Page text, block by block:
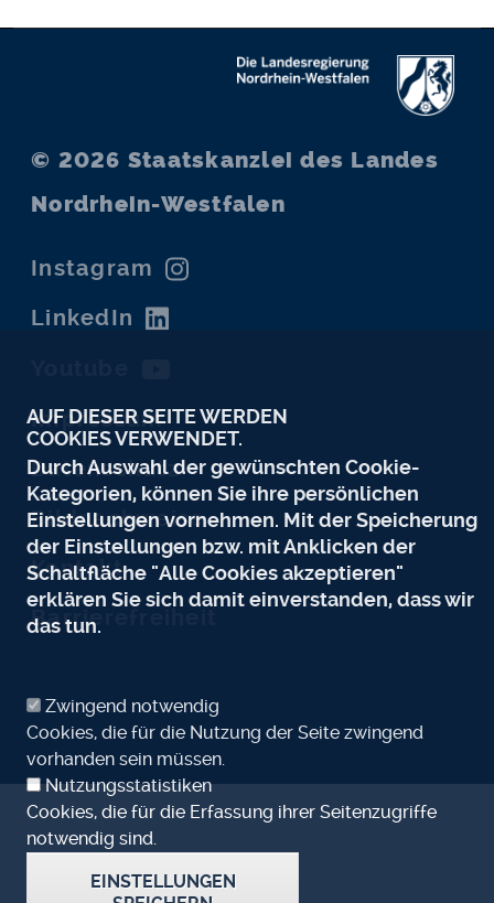
© 2026 Staatskanzlei des Landes
Nordrhein-Westfalen
Instagram
LinkedIn
Impressum
Datenschutz
Bildnachweise
Kontakt
Barrierefreiheit
AUF DIESER SEITE WERDEN
COOKIES VERWENDET.
Durch Auswahl der gewünschten Cookie-
Kategorien, können Sie ihre persönlichen
Einstellungen vornehmen. Mit der Speicherung
der Einstellungen bzw. mit Anklicken der
Schaltfläche "Alle Cookies akzeptieren"
erklären Sie sich damit einverstanden, dass wir
das tun.
Zwingend notwendig
Cookies, die für die Nutzung der Seite zwingend
vorhanden sein müssen.
Nutzungsstatistiken
Cookies, die für die Erfassung ihrer Seitenzugriffe
notwendig sind.
EINSTELLUNGEN